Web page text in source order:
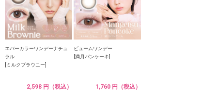
エバーカラーワンデーナチュ
ラル
[ミルクブラウニー]
2,598 円（税込）
ビュームワンデー
[満月パンケーキ]
1,760 円（税込）